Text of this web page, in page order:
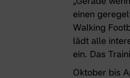
einen
Walking
lädt alle
ein. Das
Oktober bis